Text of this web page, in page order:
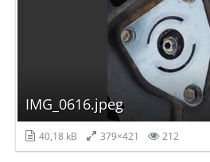
IMG_0616.jpeg
40,18 kB 379×421 212